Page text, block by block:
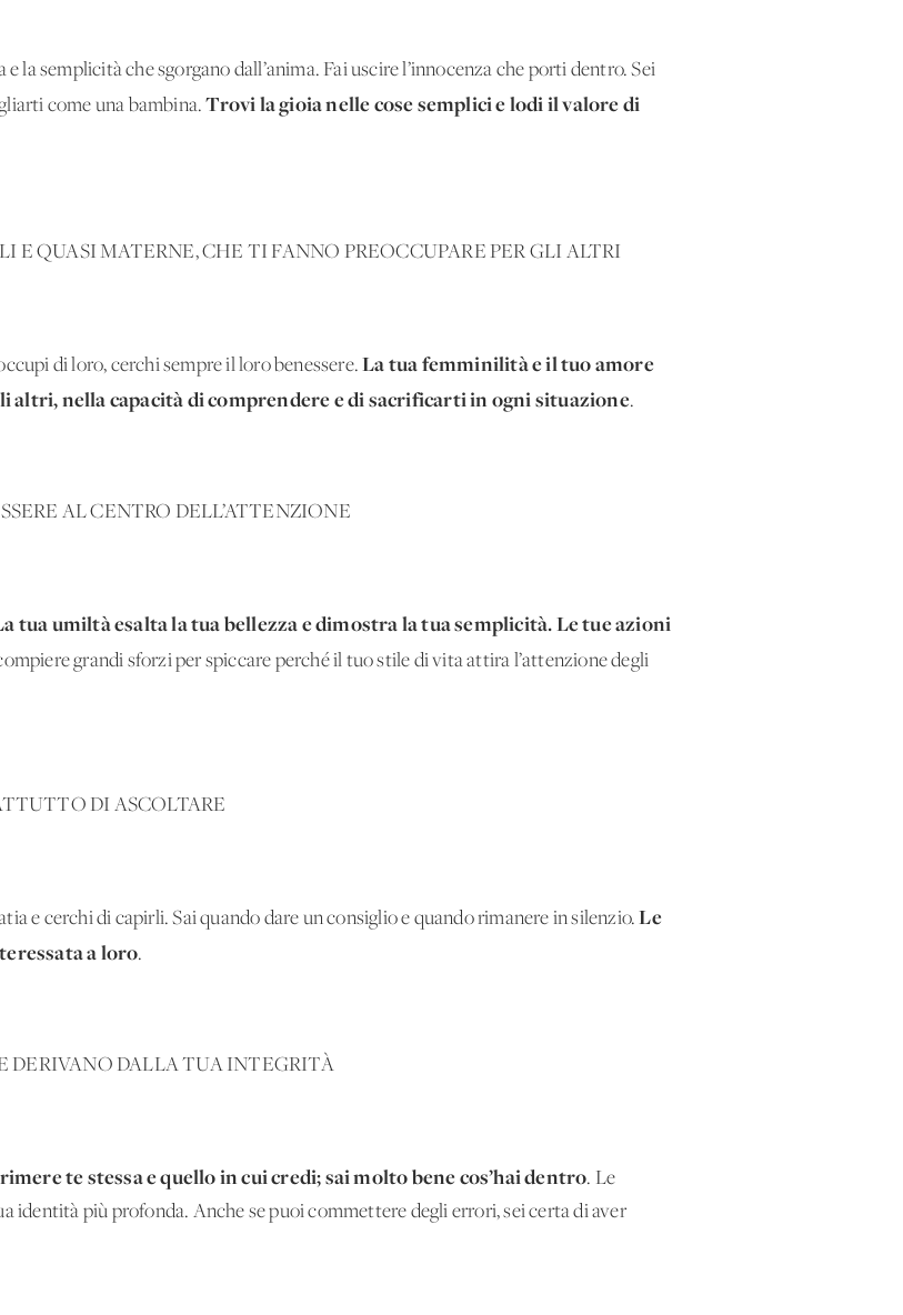
la semplicità che sgorgano dall’anima. Fai uscire l’innocenza che porti dentro. Sei
come una bambina.Trovi la gioia nelle cose semplici e lodi il valore di
E QUASI MATERNE, CHE TI FANNO PREOCCUPARE PER GLI ALTRI
di loro, cerchi sempre il loro benessere.La tua femminilità e il tuo amore
altri, nella capacità di comprendere e di sacrificarti in ogni situazione.
AL CENTRO DELL’ATTENZIONE
tua umiltà esalta la tua bellezza e dimostra la tua semplicità. Le tue azioni
grandi sforzi per spiccare perché il tuo stile di vita attira l’attenzione degli
DI ASCOLTARE
e cerchi di capirli. Sai quando dare un consiglio e quando rimanere in silenzio.Le
a loro.
DERIVANO DALLA TUA INTEGRITÀ
te stessa e quello in cui credi; sai molto bene cos’hai dentro. Le
identità più profonda. Anche se puoi commettere degli errori, sei certa di aver